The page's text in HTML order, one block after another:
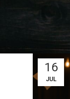
16
JUL